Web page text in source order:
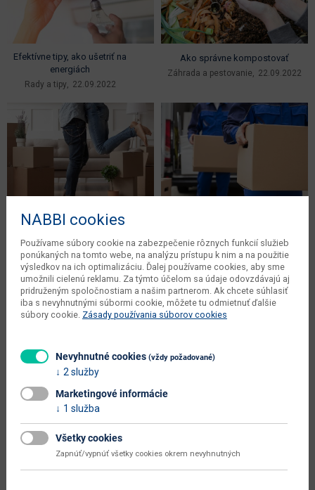
Efektívne tipy, ako ušetriť na
energiách
Rady a tipy 22.09.2022
Ako správne kompostovať
Záhrada a pestovanie 22.09.2022
a vysokého rozpočtu
Zariaďovanie interiéru a exteriéru
26.08.2022
bývania
Zariaďovanie interiéru a exteriéru
18.08.2022
NABBI cookies
Používame súbory cookie na zabezpečenie rôznych funkcií služieb
ponúkaných na tomto webe, na analýzu prístupu k nim a na použitie
výsledkov na ich optimalizáciu. Ďalej používame cookies, aby sme
umožnili cielenú reklamu. Za týmto účelom sa údaje odovzdávajú aj
pridruženým spoločnostiam a našim partnerom. Ak chcete súhlasiť
iba s nevyhnutnými súbormi cookie, môžete tu odmietnuť ďalšie
súbory cookie. Zásady používania súborov cookies
Nevyhnutné cookies (vždy požadované)
2 služby
Marketingové informácie
1 služba
Všetky cookies
Zapnúť/vypnúť všetky cookies okrem nevyhnutných